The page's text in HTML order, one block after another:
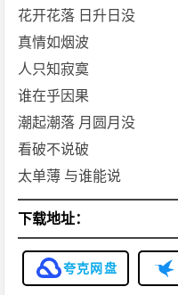
花开花落 日升日没
真情如烟波
人只知寂寞
谁在乎因果
潮起潮落 月圆月没
看破不说破
太单薄 与谁能说
下载地址：
夸克网盘